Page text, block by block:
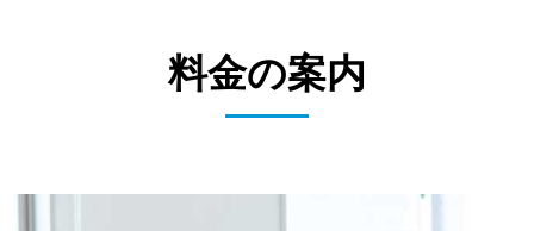
料金の案内